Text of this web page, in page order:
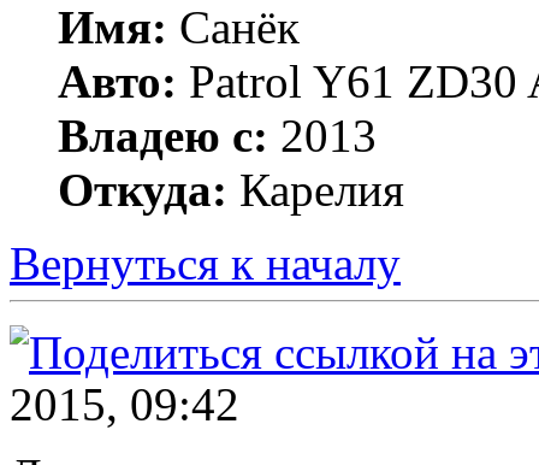
Имя: Санёк
Авто: Patrol Y61 ZD30
Владею с: 2013
Откуда: Карелия
Вернуться к началу
2015, 09:42